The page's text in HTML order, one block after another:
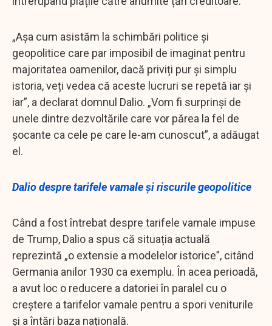
„Așa cum asistăm la schimbări politice și
geopolitice care par imposibil de imaginat pentru
majoritatea oamenilor, dacă priviți pur și simplu
istoria, veți vedea că aceste lucruri se repetă iar și
iar”, a declarat domnul Dalio. „Vom fi surprinși de
unele dintre dezvoltările care vor părea la fel de
șocante ca cele pe care le-am cunoscut”, a adăugat
el.
Dalio despre tarifele vamale și riscurile geopolitice
Când a fost întrebat despre tarifele vamale impuse
de Trump, Dalio a spus că situația actuală
reprezintă „o extensie a modelelor istorice”, citând
Germania anilor 1930 ca exemplu. În acea perioadă,
a avut loc o reducere a datoriei în paralel cu o
creștere a tarifelor vamale pentru a spori veniturile
și a întări baza națională.